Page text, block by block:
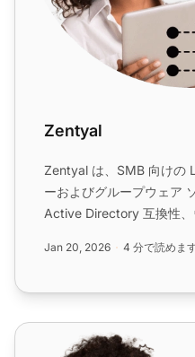
Zentyal
Zentyal は、SMB 向けの
ーおよびグループウェア
Active Directory 互換性、
サポートの強化のための
Jan 20, 2026 4 分で読めま
hMailServer